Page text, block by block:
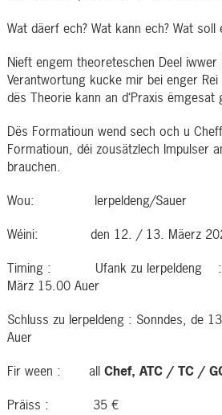
Wat däerf ech? Wat kann ech? Wat soll
Nieft engem theoreteschen Deel iwwer
Verantwortung kucke mir bei enger
dës Theorie kann an d‘Praxis ëmgesat
Dës Formatioun wend sech och u
Formatioun, déi zousätzlech Impulser
brauchen.
Wou: Ierpeldeng/Sauer
Wéini: den 12. / 13. Mäerz
Timing : Ufank zu Ierpeldeng :
März 15.00 Auer
Schluss zu Ierpeldeng : Sonndes, de
Auer
Fir ween : all Chef, ATC / TC /
Präiss : 35 €